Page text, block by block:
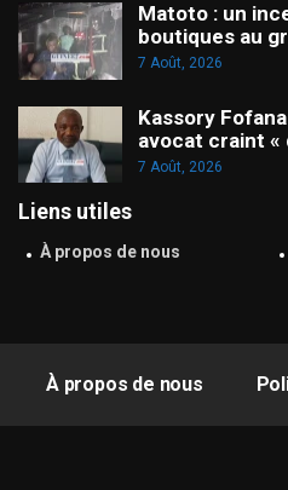
Matoto : un
boutiques au
7 Août, 2026
Kassory
avocat craint «
7 Août, 2026
Liens utiles
À propos de nous
À propos de nous